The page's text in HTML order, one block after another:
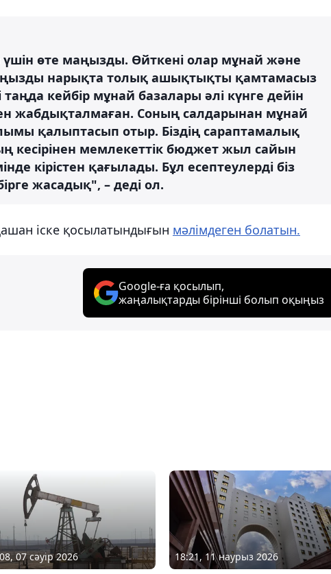
үшін өте маңызды. Өйткені олар мұнай және
нарықта толық ашықтықты қамтамасыз
таңда кейбір мұнай базалары әлі күнге дейін
жабдықталмаған. Соның салдарынан мұнай
қалыптасып отыр. Біздің сараптамалық
кесірінен мемлекеттік бюджет жыл сайын
кірістен қағылады. Бұл есептеулерді біз
жасадық", – деді ол.
іске қосылатындығын мәлімдеген болатын.
Google-ға қосылып,
жаңалықтарды бірінші болып оқыңыз
07 сәуір 2026 18:21, 11 наурыз 2026